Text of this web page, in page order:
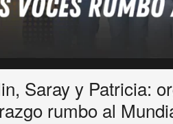
Saray y Patricia:
rumbo al